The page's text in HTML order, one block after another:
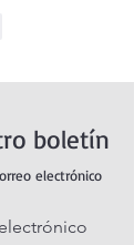
boletín
electrónico